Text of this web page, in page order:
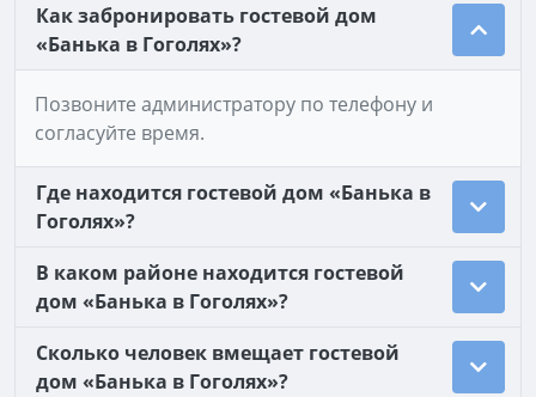
Как забронировать гостевой дом
«Банька в Гоголях»?
Позвоните администратору по телефону и
согласуйте время.
Где находится гостевой дом «Банька в
Гоголях»?
В каком районе находится гостевой
дом «Банька в Гоголях»?
Сколько человек вмещает гостевой
дом «Банька в Гоголях»?